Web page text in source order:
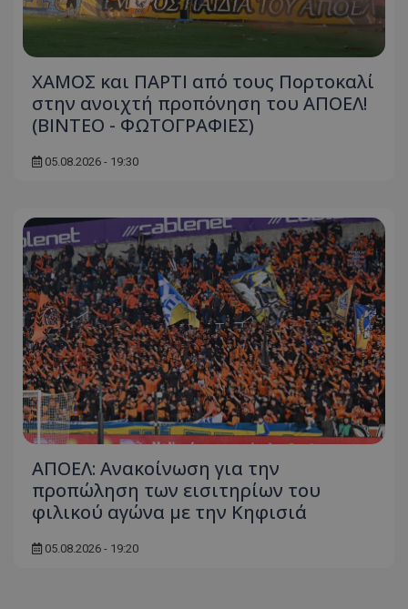
ΧΑΜΟΣ και ΠΑΡΤΙ από τους Πορτοκαλί
στην ανοιχτή προπόνηση του ΑΠΟΕΛ!
(ΒΙΝΤΕΟ - ΦΩΤΟΓΡΑΦΙΕΣ)
05.08.2026 - 19:30
ΑΠΟΕΛ: Ανακοίνωση για την
προπώληση των εισιτηρίων του
φιλικού αγώνα με την Κηφισιά
05.08.2026 - 19:20